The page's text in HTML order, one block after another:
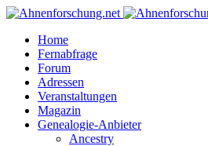
Home
Fernabfrage
Forum
Adressen
Veranstaltungen
Magazin
Genealogie-Anbieter
Ancestry